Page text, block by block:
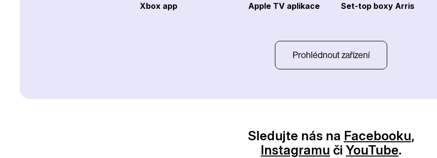
Xbox app Apple TV aplikace Set-top boxy Arris
Prohlédnout zařízení
Sledujte nás na Facebooku,
Instagramu či YouTube.